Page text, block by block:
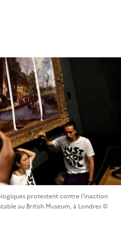
protestent contre l’inaction
au British Museum, à Londres ©